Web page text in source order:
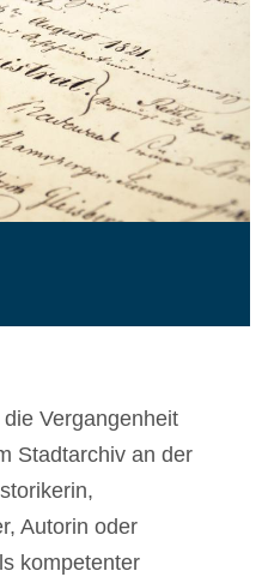
Vergangenheit
Stadtarchiv an der
Autorin oder
kompetenter